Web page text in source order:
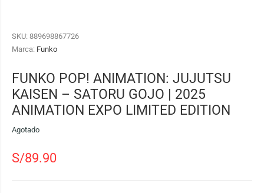
SKU: 889698867726
Marca: Funko
FUNKO POP! ANIMATION: JUJUTSU
KAISEN – SATORU GOJO | 2025
ANIMATION EXPO LIMITED EDITION
Agotado
S/89.90